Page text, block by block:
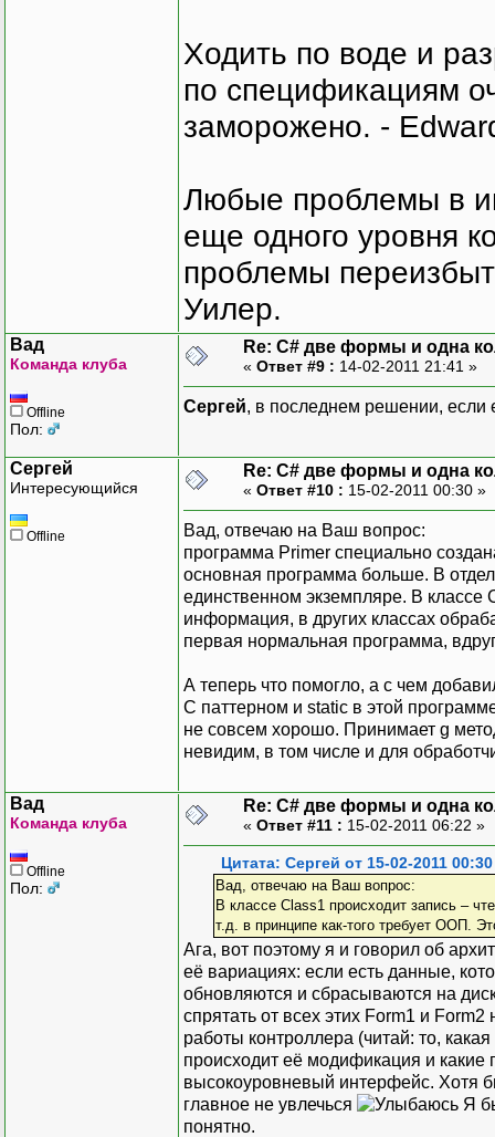
Ходить по воде и
по спецификациям
заморожено. -
Любые проблемы в
еще одного уровня
проблемы
Уилер.
Вад
Команда клуба
Offline
Пол:
Re: C# две формы и одна
« Ответ #9 : 14-02-2011 21:41 »
Сергей, в последнем решении, если
Сергей
Интересующийся
Offline
Re: C# две формы и одна
« Ответ #10 : 15-02-2011 00:30 »
Вад, отвечаю на Ваш вопрос:
программа Primer специально
основная программа больше. В
единственном экземпляре. В классе
информация, в других классах
первая нормальная программа,
А теперь что помогло, а с чем
С паттерном и static в этой
не совсем хорошо. Принимает g
невидим, в том числе и для
Вад
Команда клуба
Offline
Пол:
Re: C# две формы и одна
« Ответ #11 : 15-02-2011 06:22 »
Цитата: Сергей от 15-02-2011 00:30
Вад, отвечаю на Ваш вопрос:
В классе Class1 происходит запись –
т.д. в принципе как-того требует ООП.
Ага, вот поэтому я и говорил об
её вариациях: если есть данные,
обновляются и сбрасываются на
спрятать от всех этих Form1 и
работы контроллера (читай: то,
происходит её модификация и какие
высокоуровневый интерфейс. Хотя
главное не увлечься
Я
понятно.